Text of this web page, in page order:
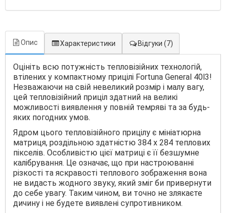
Опис Характеристики Відгуки (7)
Оцініть всю потужність тепловізійних технологій,
втілених у компактному прицілі Fortuna General 40l3!
Незважаючи на свій невеликий розмір і малу вагу,
цей тепловізійний приціл здатний на великі
можливості виявлення у повній темряві та за будь-
яких погодних умов.
Ядром цього тепловізійного прицілу є мініатюрна
матриця, роздільною здатністю 384 х 284 теплових
пікселів. Особливістю цієї матриці є її безшумне
калібрування. Це означає, що при настроюванні
різкості та яскравості теплового зображення вона
не видасть жодного звуку, який зміг би привернути
до себе увагу. Таким чином, ви точно не злякаєте
дичину і не будете виявлені супротивником.